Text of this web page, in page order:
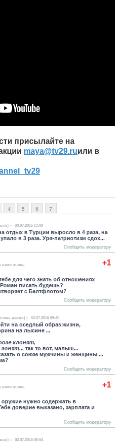
присылайте на
maya@tv29.ruили в
4 5 6 7
03.07.2016 13:09
отдых в Турции выросло в 4 раза, на
в 3 раза. Уря-патриотизм сдох...
Сообщить модератору
+1
нами очень
для чего знать об отношениях
писать будешь?
с Балтфлотом?
Сообщить модератору
давно) 02.07.2016 09:40
на оседлый образ жизни,
на лысине ...
клонят,
так то вот, малыш...
о союзе мужчины и женщины ...
Сообщить модератору
+1
нами очень
нужно содержать в
доверие выказано, зарплата и
Сообщить модератору
02.07.2016 08:54